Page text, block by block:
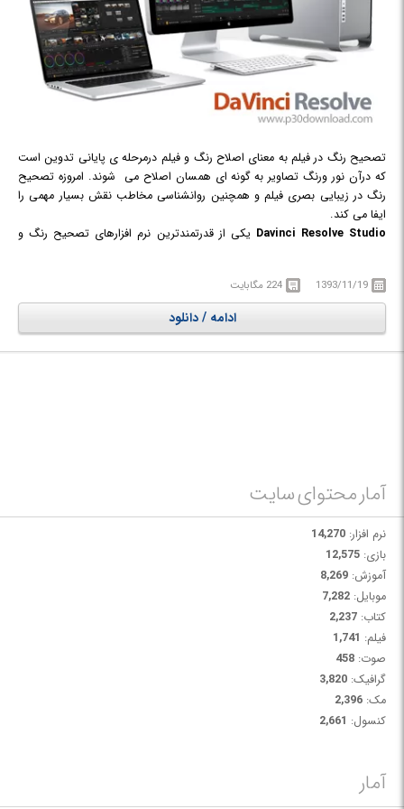
تصحیح رنگ در فیلم به معنای اصلاح رنگ و فیلم درمرحله ی پایانی تدوین است
که درآن نور ورنگ تصاویر به گونه ای همسان اصلاح می شوند. امروزه تصحیح
رنگ در زیبایی بصری فیلم و همچنین روانشناسی مخاطب نقش بسیار مهمی را
ایفا می کند.
Davinci Resolve Studio یکی از قدرتمندترین نرم افزارهای تصحیح رنگ و
اصلاح رنگ (Color Correction) قرار داده است. با استفاده از این نرم افزار حرفه
ای، هزاران قابلیت و امکانات ویژه فقط و فقط برای اصلاح رنگ، در اختیار خواهید
داشت تا بتوانید به بهترین نحو ممکن خروجی مناسبی از ویدیو‌های خود به
دست آورید. لازم به ذکر است Davinci Resolve StudioDavinci Resolve از سه
1393/11/19 224 مگابایت
ادامه / دانلود
آمار محتوای سایت
نرم افزار: 14,270
بازی: 12,575
آموزش: 8,269
موبایل: 7,282
کتاب: 2,237
فیلم: 1,741
صوت: 458
گرافیک: 3,820
مک: 2,396
کنسول: 2,661
آمار